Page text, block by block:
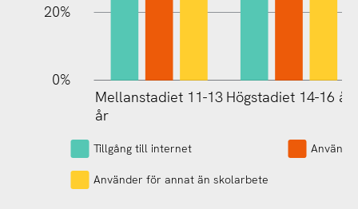
20%
0%
Mellanstadiet 11-13
Mellanstadiet 11-13
år
Högstadiet 14-16 år
Tillgång till internet
Använder för annat än skolarbete